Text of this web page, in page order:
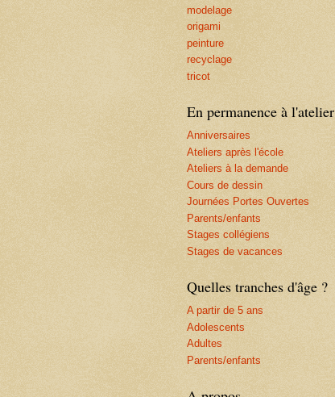
modelage
origami
peinture
recyclage
tricot
En permanence à l'atelier
Anniversaires
Ateliers après l'école
Ateliers à la demande
Cours de dessin
Journées Portes Ouvertes
Parents/enfants
Stages collégiens
Stages de vacances
Quelles tranches d'âge ?
A partir de 5 ans
Adolescents
Adultes
Parents/enfants